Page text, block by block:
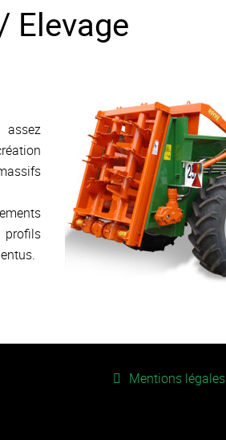
Elevage
assez
profils
Mentions légales